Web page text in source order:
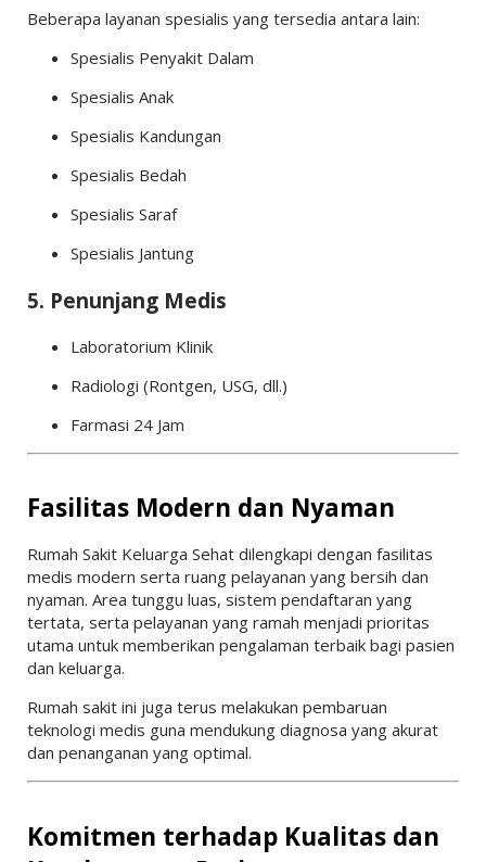
Beberapa layanan spesialis yang tersedia antara lain:
Spesialis Penyakit Dalam
Spesialis Anak
Spesialis Kandungan
Spesialis Bedah
Spesialis Saraf
Spesialis Jantung
5. Penunjang Medis
Laboratorium Klinik
Radiologi (Rontgen, USG, dll.)
Farmasi 24 Jam
Fasilitas Modern dan Nyaman
Rumah Sakit Keluarga Sehat dilengkapi dengan fasilitas
medis modern serta ruang pelayanan yang bersih dan
nyaman. Area tunggu luas, sistem pendaftaran yang
tertata, serta pelayanan yang ramah menjadi prioritas
utama untuk memberikan pengalaman terbaik bagi pasien
dan keluarga.
Rumah sakit ini juga terus melakukan pembaruan
teknologi medis guna mendukung diagnosa yang akurat
dan penanganan yang optimal.
Komitmen terhadap Kualitas dan